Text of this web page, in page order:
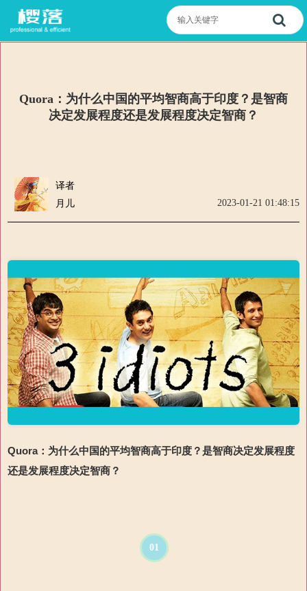
Quora：为什么中国的平均智商高于印度？是智商
决定发展程度还是发展程度决定智商？
译者
月儿
2023-01-21 01:48:15
Quora：为什么中国的平均智商高于印度？是智商决定发展程度
还是发展程度决定智商？
01